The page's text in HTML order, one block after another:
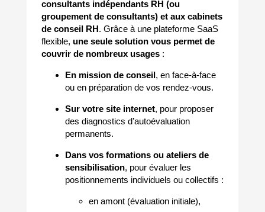
consultants indépendants RH (ou
groupement de consultants) et aux cabinets
de conseil RH. Grâce à une plateforme SaaS
flexible, une seule solution vous permet de
couvrir de nombreux usages :
En mission de conseil, en face-à-face
ou en préparation de vos rendez-vous.
Sur votre site internet, pour proposer
des diagnostics d’autoévaluation
permanents.
Dans vos formations ou ateliers de
sensibilisation, pour évaluer les
positionnements individuels ou collectifs :
en amont (évaluation initiale),